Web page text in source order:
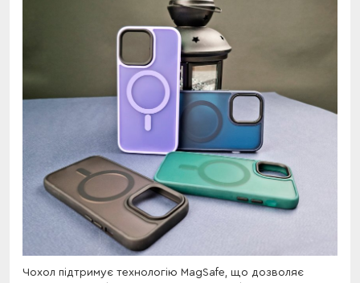
Чохол підтримує технологію MagSafe, що дозволяє